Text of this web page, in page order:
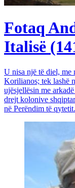
Fotaq
Italisë
U nisa një të diel, me
Korilianos; tek lashë
ujësjellësin me
drejt kolonive
në Perëndim të